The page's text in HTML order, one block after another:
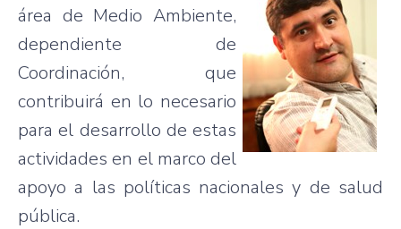
área de Medio Ambiente,
dependiente de
Coordinación, que
contribuirá en lo necesario
para el desarrollo de estas
actividades en el marco del
apoyo a las políticas nacionales y de salud
pública.